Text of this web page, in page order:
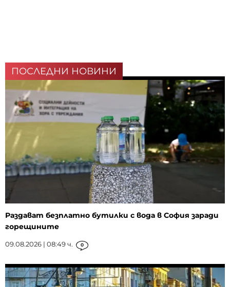
ПОСЛЕДНИ НОВИНИ
Раздават безплатно бутилки с вода в София заради
горещините
09.08.2026 | 08:49 ч. 0